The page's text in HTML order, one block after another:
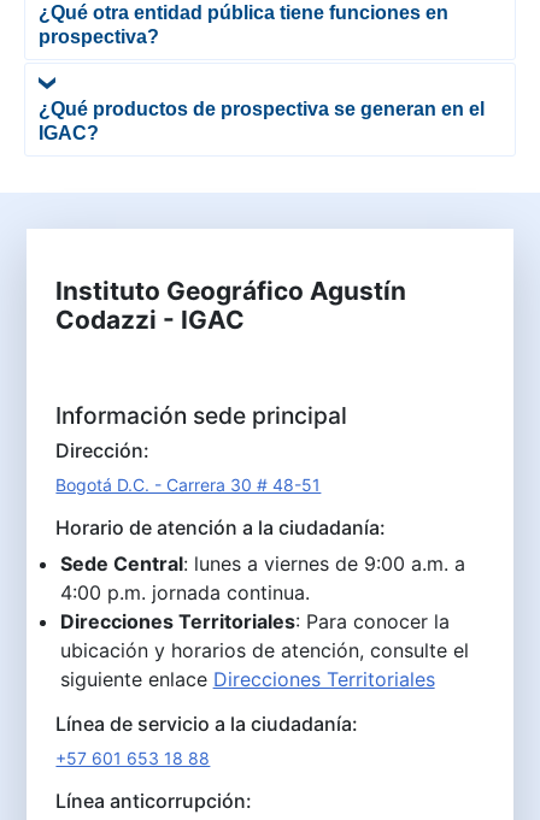
¿Qué otra entidad pública tiene funciones en
prospectiva?
¿Qué productos de prospectiva se generan en el
IGAC?
Instituto Geográfico Agustín
Codazzi - IGAC
Información sede principal
Dirección:
Bogotá D.C. - Carrera 30 # 48-51
Horario de atención a la ciudadanía:
Sede Central: lunes a viernes de 9:00 a.m. a
4:00 p.m. jornada continua.
Direcciones Territoriales: Para conocer la
ubicación y horarios de atención, consulte el
siguiente enlace Direcciones Territoriales
Línea de servicio a la ciudadanía:
+57 601 653 18 88
Línea anticorrupción: